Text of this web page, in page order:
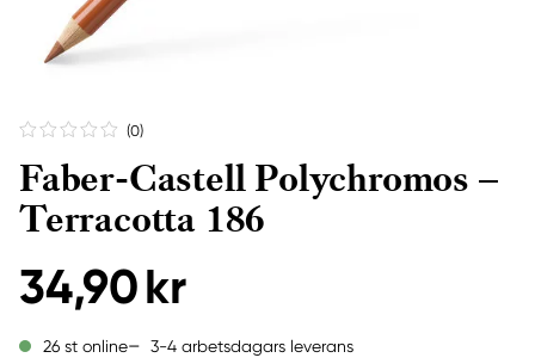
(0)
Faber-Castell Polychromos –
Terracotta 186
34,90 kr
26 st online 3-4 arbetsdagars leverans